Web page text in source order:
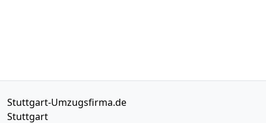
Stuttgart-Umzugsfirma.de
Stuttgart